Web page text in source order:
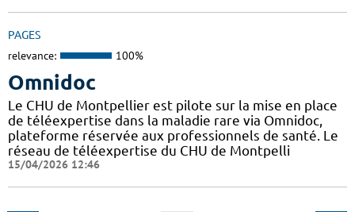
PAGES
relevance: 100%
Omnidoc
Le CHU de Montpellier est pilote sur la mise en place
de téléexpertise dans la maladie rare via Omnidoc,
plateforme réservée aux professionnels de santé. Le
réseau de téléexpertise du CHU de Montpelli
15/04/2026 12:46